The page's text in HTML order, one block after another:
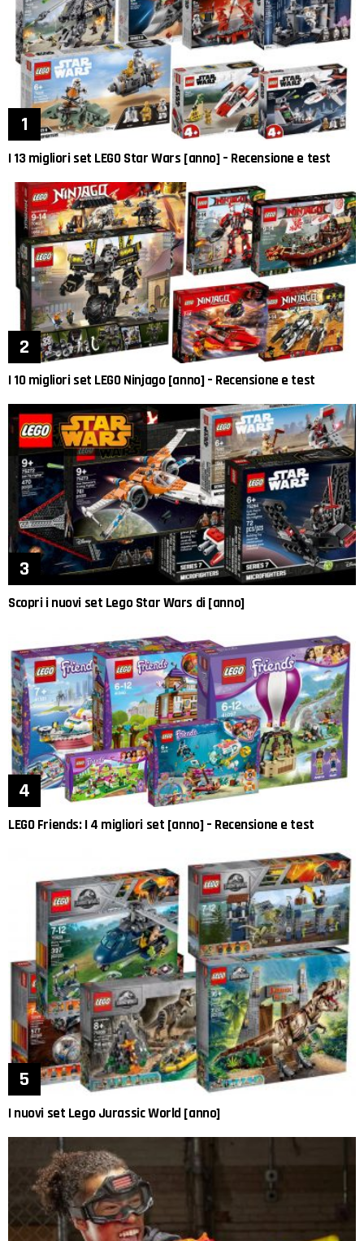
I 13 migliori set LEGO Star Wars [anno] – Recensione e test
I 10 migliori set LEGO Ninjago [anno] – Recensione e test
Scopri i nuovi set Lego Star Wars di [anno]
LEGO Friends: I 4 migliori set [anno] – Recensione e test
I nuovi set Lego Jurassic World [anno]